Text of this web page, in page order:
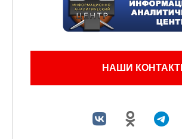
НАШИ